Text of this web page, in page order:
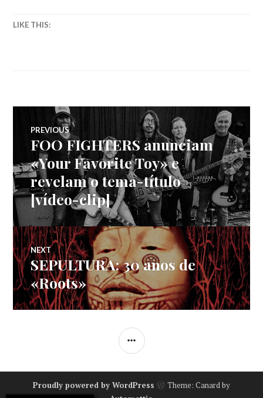
LIKE THIS:
Navegação
de
artigos
PREVIOUS
Previous
post:
FOO FIGHTERS anunciam
«Your Favorite Toy» e
revelam o tema-título
[vídeo-clip]
NEXT
Next
post:
SEPULTURA: 30 anos de
«Roots»
SIDEBAR
Proudly powered by WordPress
Theme: Canard by